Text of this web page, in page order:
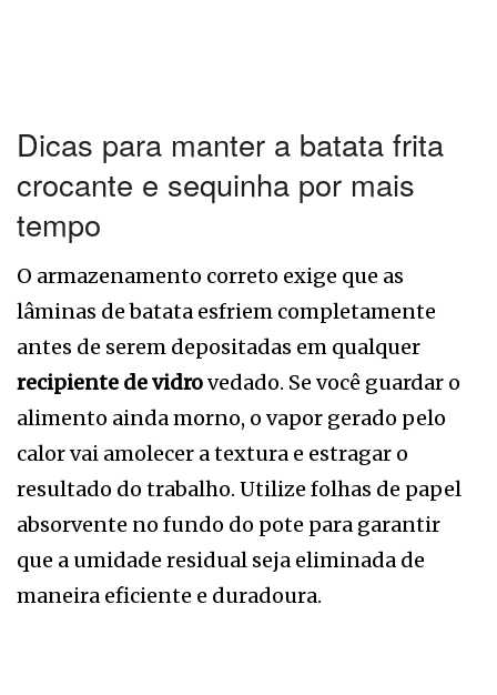
Dicas para manter a batata frita
crocante e sequinha por mais
tempo
O armazenamento correto exige que as
lâminas de batata esfriem completamente
antes de serem depositadas em qualquer
recipiente de vidrovedado. Se você guardar o
alimento ainda morno, o vapor gerado pelo
calor vai amolecer a textura e estragar o
resultado do trabalho. Utilize folhas de papel
absorvente no fundo do pote para garantir
que a umidade residual seja eliminada de
maneira eficiente e duradoura.